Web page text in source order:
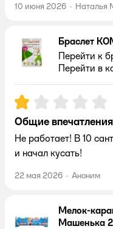
10 июня 2026 · Наталья
Браслет
Перейти к
Перейти в
Рейтинг:1
Общие впечатления
Не работает! В 10
и начал кусать!
22 мая 2026 · Аноним
Мелок-
Машенька